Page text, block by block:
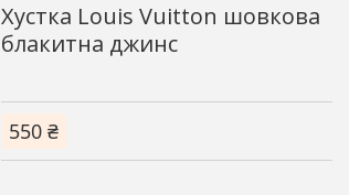
Хустка Louis Vuitton шовкова
блакитна джинс
550 ₴